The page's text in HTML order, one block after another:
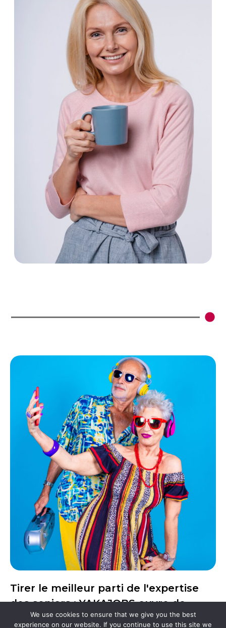
Tirer le meilleur parti de l'expertise
des seniors : YAKAJOBS ouvre de
nouvelles perspectives de carrière.
We use cookies to ensure that we give you the best
experience on our website. If you continue to use this site we